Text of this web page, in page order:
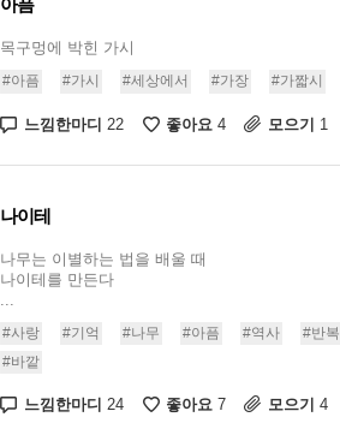
아픔
목구멍에 박힌 가시
#아픔 #가시 #세상에서 #가장 #가짧시
느낌한마디 22 좋아요 4 모으기 1
나이테
나무는 이별하는 법을 배울 때
나이테를 만든다
#사랑 #기억 #나무 #아픔 #역사 #반복
#바깥
느낌한마디 24 좋아요 7 모으기 4